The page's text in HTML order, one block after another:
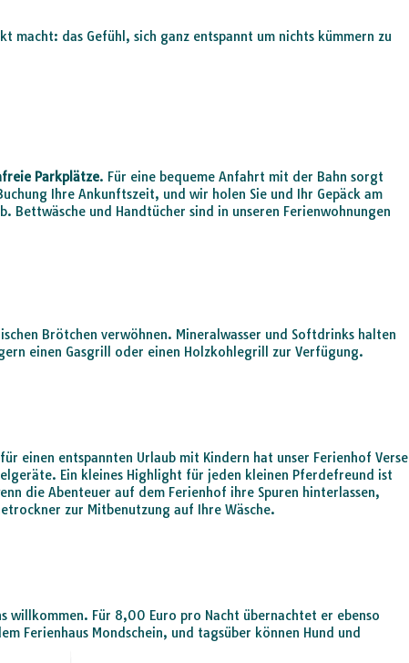
macht: das Gefühl, sich ganz entspannt um nichts kümmern zu
Parkplätze. Für eine bequeme Anfahrt mit der Bahn sorgt
Ihre Ankunftszeit, und wir holen Sie und Ihr Gepäck am
Bettwäsche und Handtücher sind in unseren Ferienwohnungen
Brötchen verwöhnen. Mineralwasser und Softdrinks halten
einen Gasgrill oder einen Holzkohlegrill zur Verfügung.
einen entspannten Urlaub mit Kindern hat unser Ferienhof Verse
Ein kleines Highlight für jeden kleinen Pferdefreund ist
die Abenteuer auf dem Ferienhof ihre Spuren hinterlassen,
zur Mitbenutzung auf Ihre Wäsche.
willkommen. Für 8,00 Euro pro Nacht übernachtet er ebenso
Ferienhaus Mondschein, und tagsüber können Hund und